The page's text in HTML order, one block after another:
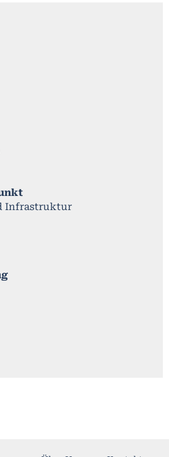
Infrastruktur